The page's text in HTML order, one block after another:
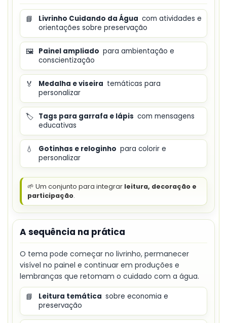
📘 Livrinho Cuidando da Água com atividades e
orientações sobre preservação
🖼️ Painel ampliado para ambientação e
conscientização
🏅 Medalha e viseira temáticas para
personalizar
🏷️ Tags para garrafa e lápis com mensagens
educativas
💧 Gotinhas e reloginho para colorir e
personalizar
🌱 Um conjunto para integrar leitura, decoração e
participação.
A sequência na prática
O tema pode começar no livrinho, permanecer
visível no painel e continuar em produções e
lembranças que retomam o cuidado com a água.
📘
Leitura temática sobre economia e
preservação